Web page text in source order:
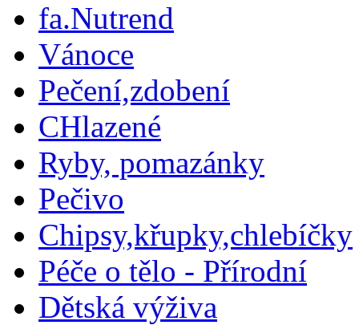
fa.Nutrend
Vánoce
Pečení,zdobení
CHlazené
Ryby, pomazánky
Pečivo
Chipsy,křupky,chlebíčky
Péče o tělo - Přírodní
Dětská výživa